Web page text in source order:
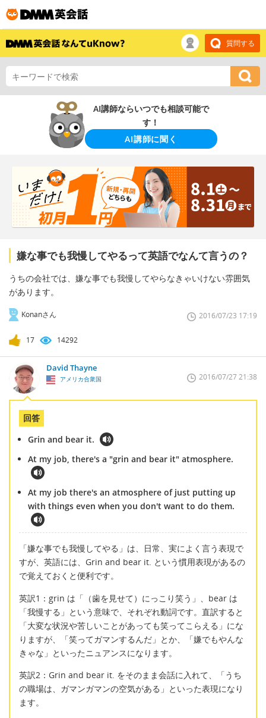
質問する
AI講師ならいつでも相談可能で
す！
AI講師に聞く
嫌な事でも我慢してやるって英語でなんて言うの？
うちの会社では、嫌な事でも我慢してやらなきゃいけない雰囲気
があります。
Konanさん 2016/07/23 17:19
17 14292
David Thayne
アメリカ合衆国 2016/07/27 21:38
回答
Grin and bear it.
At my job, there's a "grin and bear it" atmosphere.
At my job there's an atmosphere of just putting up
with things even when you don't want to do them.
「嫌な事でも我慢してやる」は、日常、実によく言う表現で
すが、英語には、Grin and bear it. という慣用表現があるの
で覚えておくと便利です。
英訳1：grin は「（歯を見せて）にっこり笑う」、bear は
「我慢する」という意味で、それぞれ動詞です。直訳すると
「大変な状況や苦しいことがあっても笑ってこらえる」にな
りますが、「笑ってガマンするんだ」とか、「嫌でもやんな
きゃな」といったニュアンスになります。
英訳2：Grin and bear it. をそのまま会話に入れて、「うち
の職場は、ガマンガマンの空気がある」といった表現になり
ます。